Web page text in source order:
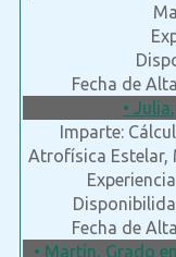
Fecha de
•
Imparte:
Atrofísica Estelar,
Fecha de
• Martín, Grado